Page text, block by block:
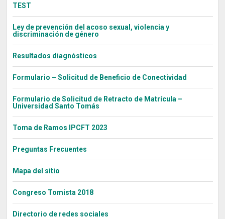
TEST
Ley de prevención del acoso sexual, violencia y
discriminación de género
Resultados diagnósticos
Formulario – Solicitud de Beneficio de Conectividad
Formulario de Solicitud de Retracto de Matrícula –
Universidad Santo Tomás
Toma de Ramos IPCFT 2023
Preguntas Frecuentes
Mapa del sitio
Congreso Tomista 2018
Directorio de redes sociales